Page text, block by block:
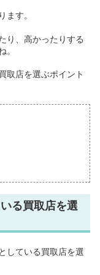
ます。
り、高かったりする
。
取店を選ぶポイント
る買取店を選
している買取店を選